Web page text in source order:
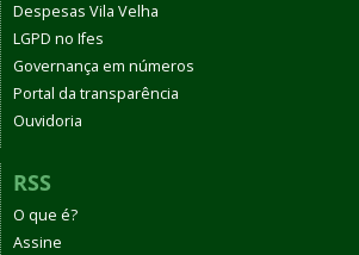
Despesas Vila Velha
LGPD no Ifes
Governança em números
Portal da transparência
Ouvidoria
RSS
O que é?
Assine